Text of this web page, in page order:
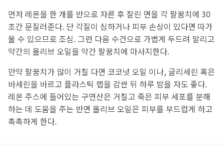
먼저 레몬을 한 개를 반으로 자른 후 잘린 면을 각 팔꿈치에 30
초간 문질러준다. 단 각질이 심하거나 피부 손상이 있다면 따가
울 수 있으므로 조심. 그런 다음 수건으로 가볍게 두드려 말리고
약간의 올리브 오일을 약간 팔꿈치에 마사지한다.
만약 팔꿈치가 많이 거칠 다면 코코넛 오일 이나, 글리세린 혹은
바세린을 바르고 플라스틱 랩을 감싼 뒤 하루 밤을 자도 좋다.
레몬 주스에 들어있는 구연산은 거칠고 죽은 피부 세포를 분해
하는 데 도움을 주는 반면 올리브 오일은 피부를 부드럽게 하고
촉촉하게 한다.